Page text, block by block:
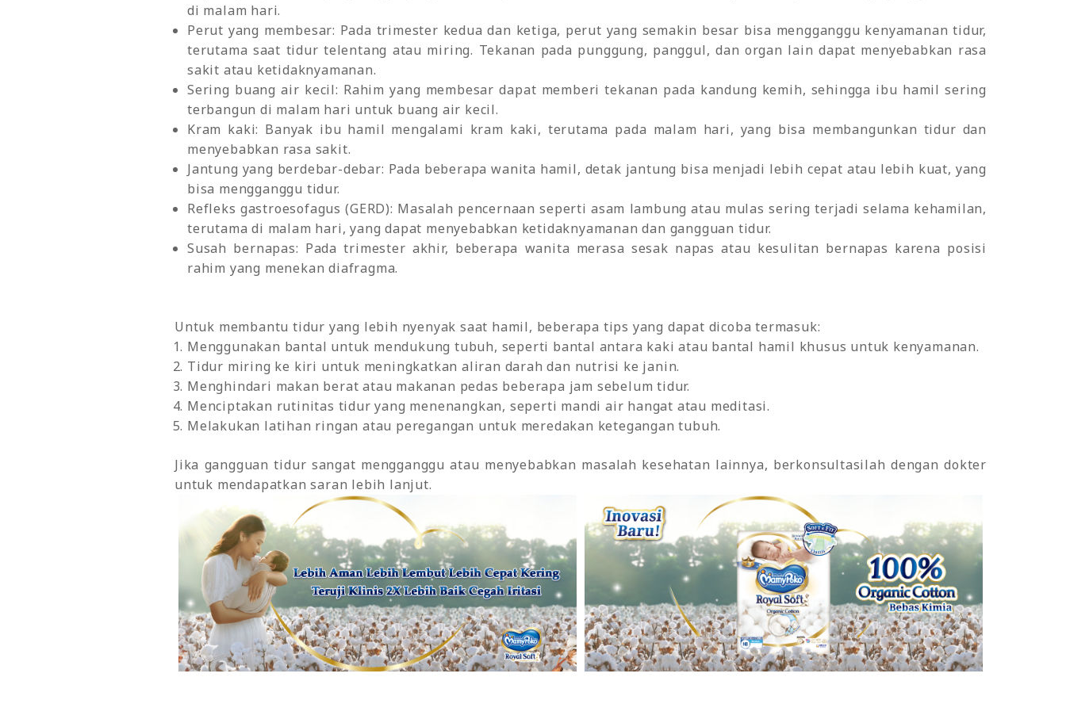
di malam hari.
Perut yang membesar: Pada trimester kedua dan ketiga, perut yang semakin besar bisa mengganggu kenyamanan tidur,
terutama saat tidur telentang atau miring. Tekanan pada punggung, panggul, dan organ lain dapat menyebabkan rasa
sakit atau ketidaknyamanan.
Sering buang air kecil: Rahim yang membesar dapat memberi tekanan pada kandung kemih, sehingga ibu hamil sering
terbangun di malam hari untuk buang air kecil.
Kram kaki: Banyak ibu hamil mengalami kram kaki, terutama pada malam hari, yang bisa membangunkan tidur dan
menyebabkan rasa sakit.
Jantung yang berdebar-debar: Pada beberapa wanita hamil, detak jantung bisa menjadi lebih cepat atau lebih kuat, yang
bisa mengganggu tidur.
Refleks gastroesofagus (GERD): Masalah pencernaan seperti asam lambung atau mulas sering terjadi selama kehamilan,
terutama di malam hari, yang dapat menyebabkan ketidaknyamanan dan gangguan tidur.
Susah bernapas: Pada trimester akhir, beberapa wanita merasa sesak napas atau kesulitan bernapas karena posisi
rahim yang menekan diafragma.
Untuk membantu tidur yang lebih nyenyak saat hamil, beberapa tips yang dapat dicoba termasuk:
Menggunakan bantal untuk mendukung tubuh, seperti bantal antara kaki atau bantal hamil khusus untuk kenyamanan.
Tidur miring ke kiri untuk meningkatkan aliran darah dan nutrisi ke janin.
Menghindari makan berat atau makanan pedas beberapa jam sebelum tidur.
Menciptakan rutinitas tidur yang menenangkan, seperti mandi air hangat atau meditasi.
Melakukan latihan ringan atau peregangan untuk meredakan ketegangan tubuh.
Jika gangguan tidur sangat mengganggu atau menyebabkan masalah kesehatan lainnya, berkonsultasilah dengan dokter
untuk mendapatkan saran lebih lanjut.